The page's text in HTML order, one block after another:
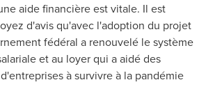
aide financière est vitale. Il est
d'avis qu'avec l'adoption du projet
fédéral a renouvelé le système
et au loyer qui a aidé des
à survivre à la pandémie